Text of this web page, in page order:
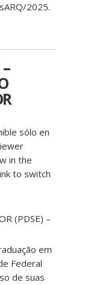
2025.
sólo en
in the
to switch
(PDSE) –
em
Federal
de suas